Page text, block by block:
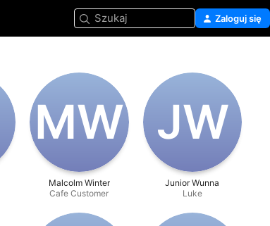
Szukaj Zaloguj się
M‌W
Malcolm Winter
Cafe Customer
J‌W
Junior Wunna
Luke